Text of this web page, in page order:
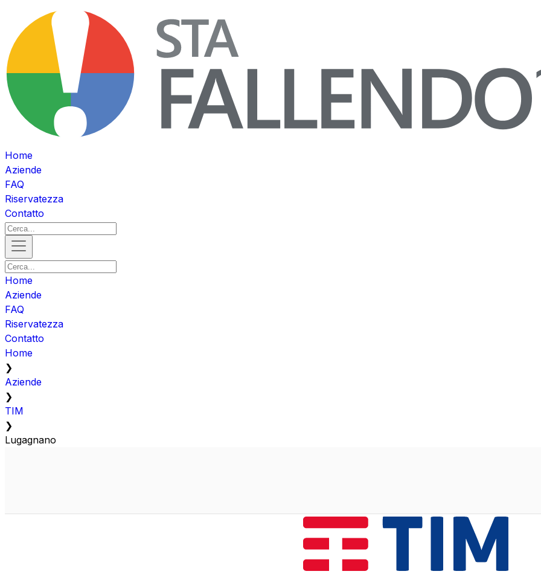
Home
Aziende
FAQ
Riservatezza
Contatto
Home
Aziende
FAQ
Riservatezza
Contatto
Home
❯
Aziende
❯
TIM
❯
Lugagnano